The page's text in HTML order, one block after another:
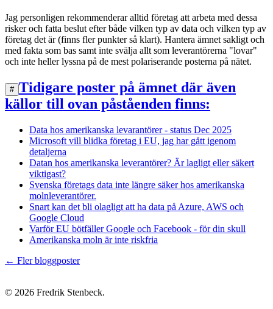
Jag personligen rekommenderar alltid företag att arbeta med dessa
risker och fatta beslut efter både vilken typ av data och vilken typ av
företag det är (finns fler punkter så klart). Hantera ämnet sakligt och
med fakta som bas samt inte svälja allt som leverantörerna "lovar"
och inte heller lyssna på de mest polariserande posterna på nätet.
# Tidigare poster på ämnet där även
källor till ovan påståenden finns:
Data hos amerikanska levarantörer - status Dec 2025
Microsoft vill blidka företag i EU, jag har gått igenom
detaljerna
Datan hos amerikanska leverantörer? Är lagligt eller säkert
viktigast?
Svenska företags data inte längre säker hos amerikanska
molnleverantörer.
Snart kan det bli olagligt att ha data på Azure, AWS och
Google Cloud
Varför EU bötfäller Google och Facebook - för din skull
Amerikanska moln är inte riskfria
← Fler bloggposter
© 2026 Fredrik Stenbeck.